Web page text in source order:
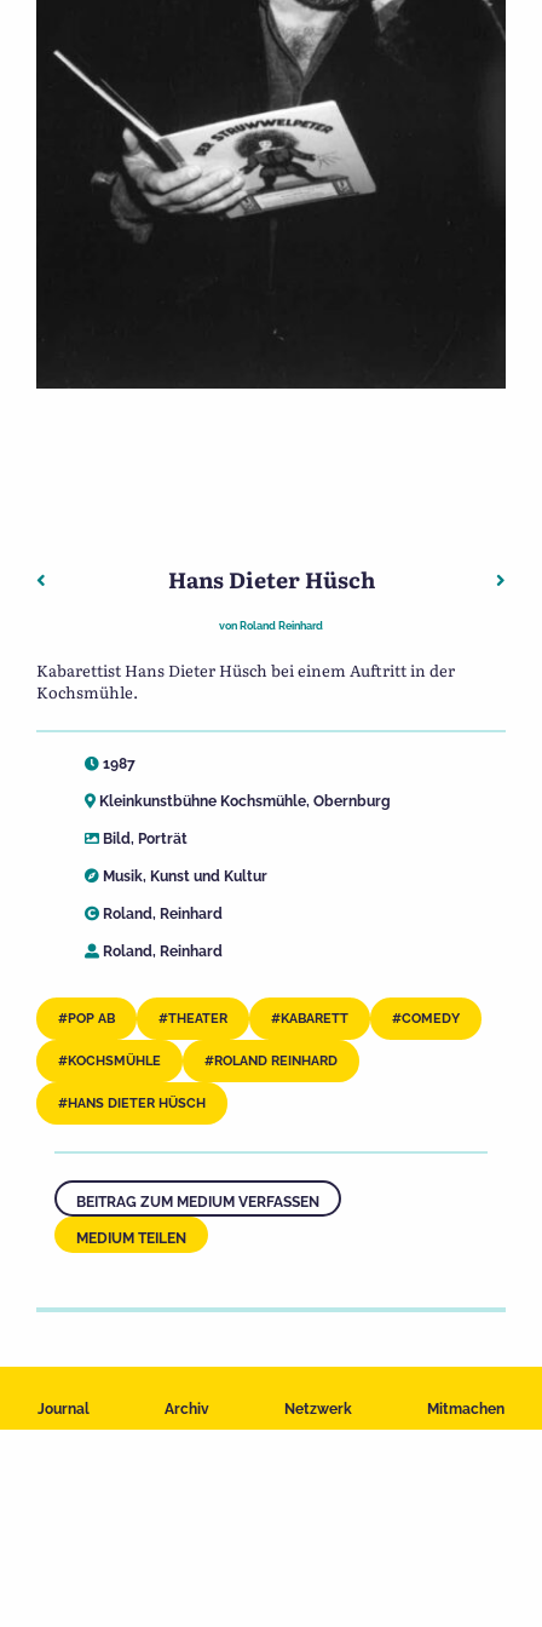
Journal Archiv Netzwerk Mitmachen
Beitragsnavigation
Vorheriger: Bruno JonasHans Dieter Hüsch
von Roland Reinhard
Kabarettist Hans Dieter Hüsch bei einem Auftritt in der
Kochsmühle.
1987
Kleinkunstbühne Kochsmühle, Obernburg
Bild, Porträt
Musik, Kunst und Kultur
Roland, Reinhard
Roland, Reinhard
POP AB THEATER KABARETT COMEDY
KOCHSMÜHLE ROLAND REINHARD
HANS DIETER HÜSCH
BEITRAG ZUM MEDIUM VERFASSEN
MEDIUM TEILEN